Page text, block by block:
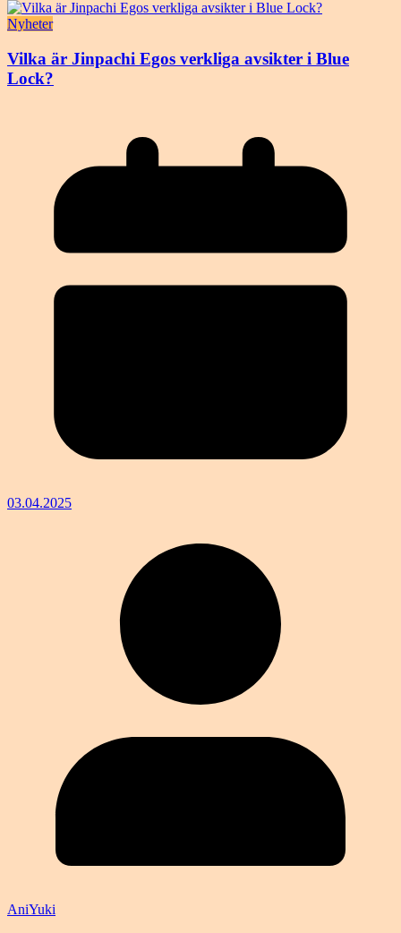
Nyheter
Vilka är Jinpachi Egos verkliga avsikter i Blue
Lock?
03.04.2025
AniYuki